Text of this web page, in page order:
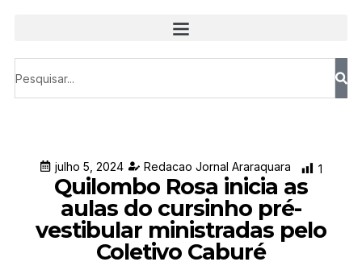
julho 5, 2024 Redacao Jornal Araraquara 1
Quilombo Rosa inicia as
aulas do cursinho pré-
vestibular ministradas pelo
Coletivo Caburé